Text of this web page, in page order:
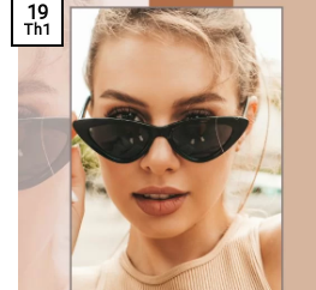
19
Th1